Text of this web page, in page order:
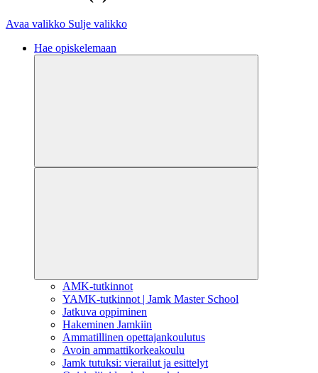
Avaa valikko Sulje valikko
Hae opiskelemaan
AMK-tutkinnot
YAMK-tutkinnot | Jamk Master School
Jatkuva oppiminen
Hakeminen Jamkiin
Ammatillinen opettajankoulutus
Avoin ammattikorkeakoulu
Jamk tutuksi: vierailut ja esittelyt